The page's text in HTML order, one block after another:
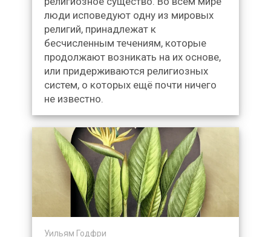
люди исповедуют одну из мировых
религий, принадлежат к
бесчисленным течениям, которые
продолжают возникать на их основе,
или придерживаются религиозных
систем, о которых ещё почти ничего
не известно.
Уильям Годфри